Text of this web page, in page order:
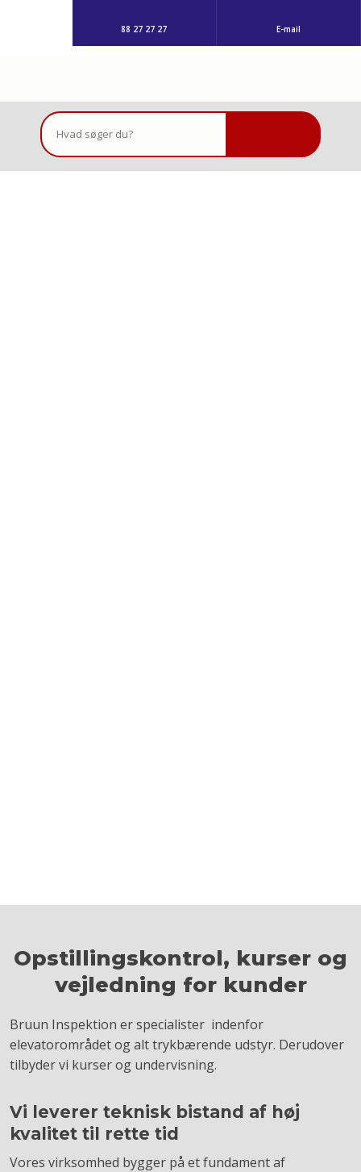
88 27 27 27 E-mail
Opstillingskontrol, kurser og
vejledning for kunder​
​Bruun Inspektion er specialister indenfor
elevatorområdet og alt trykbærende udstyr. Derudover
tilbyder vi kurser og undervisning.
Vi leverer teknisk bistand af høj
kvalitet til rette tid
Vores virksomhed bygger på et fundament af